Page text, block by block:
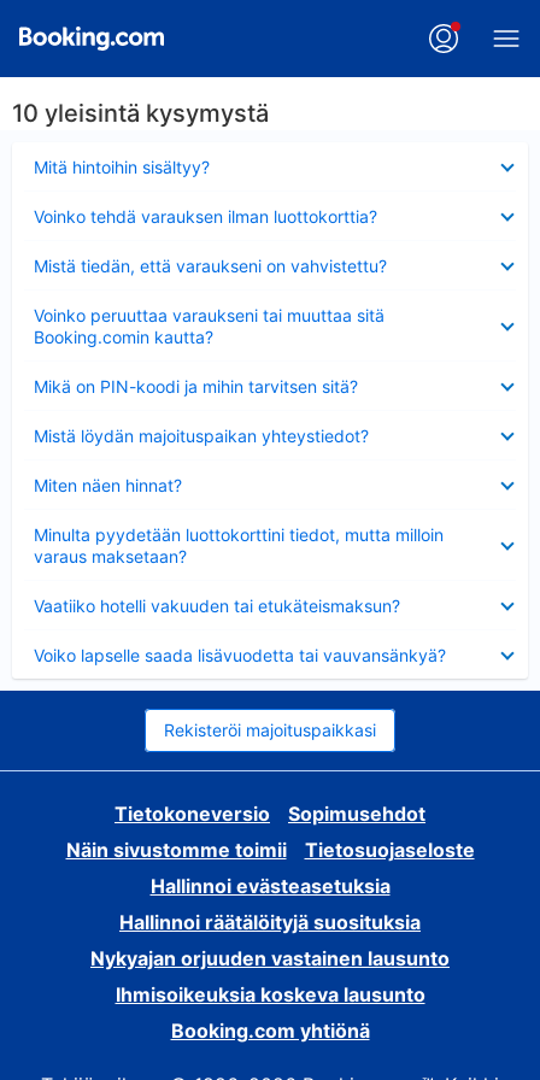
10 yleisintä kysymystä
Mitä hintoihin sisältyy?
Voinko tehdä varauksen ilman luottokorttia?
Mistä tiedän, että varaukseni on vahvistettu?
Voinko peruuttaa varaukseni tai muuttaa sitä
Booking.comin kautta?
Mikä on PIN-koodi ja mihin tarvitsen sitä?
Mistä löydän majoituspaikan yhteystiedot?
Miten näen hinnat?
Minulta pyydetään luottokorttini tiedot, mutta milloin
varaus maksetaan?
Vaatiiko hotelli vakuuden tai etukäteismaksun?
Voiko lapselle saada lisävuodetta tai vauvansänkyä?
Rekisteröi majoituspaikkasi
Tietokoneversio
Sopimusehdot
Näin sivustomme toimii
Tietosuojaseloste
Hallinnoi evästeasetuksia
Hallinnoi räätälöityjä suosituksia
Nykyajan orjuuden vastainen lausunto
Ihmisoikeuksia koskeva lausunto
Booking.com yhtiönä